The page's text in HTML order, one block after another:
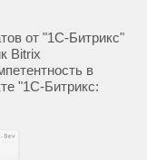
от "1С-Битрикс"
Bitrix
в
"1С-Битрикс: